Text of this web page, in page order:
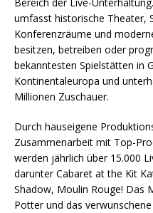
umfasst historische Theater,
Konferenzräume und
besitzen, betreiben oder
bekanntesten Spielstätten in
Kontinentaleuropa und
Millionen Zuschauer.
Durch hauseigene
Zusammenarbeit mit Top-
werden jährlich über 15.000
darunter Cabaret at the Kit
Shadow, Moulin Rouge! Das
Potter und das